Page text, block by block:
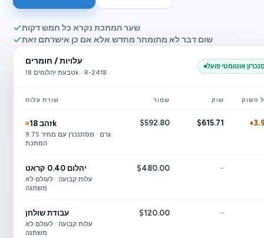
שער המתכת נקרא כל חמש דקות
שום דבר לא מתומחר מחדש אלא אם כן אישרתם זאת
עלויות / חומרים
טבעת יהלומים 18k · R-2418
אוטומטי פועל
שורת עלות שמור שוק השוק
זהב 18k
9.75 גרם · מסתנכרן עם מחיר
המתכת
$592.80 $615.71
יהלום 0.40 קראט
עלות קבועה · לעולם לא
משתנה
$480.00 –
עבודת שולחן
עלות קבועה · לעולם לא
משתנה
$120.00 –